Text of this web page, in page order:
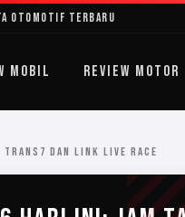
Otomotif Terbaru
MOBIL REVIEW MOTOR
DAN LINK LIVE RACE